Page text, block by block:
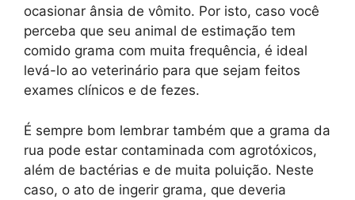
ocasionar ânsia de vômito. Por isto, caso você
perceba que seu animal de estimação tem
comido grama com muita frequência, é ideal
levá-lo ao veterinário para que sejam feitos
exames clínicos e de fezes.
É sempre bom lembrar também que a grama da
rua pode estar contaminada com agrotóxicos,
além de bactérias e de muita poluição. Neste
caso, o ato de ingerir grama, que deveria